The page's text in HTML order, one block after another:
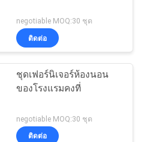
negotiable MOQ:30 ชุด
ติดต่อ
ชุดเฟอร์นิเจอร์ห้องนอน
ของโรงแรมคงที่
negotiable MOQ:30 ชุด
ติดต่อ